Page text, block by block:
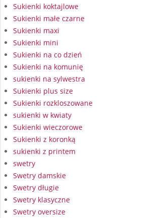
Sukienki koktajlowe
Sukienki małe czarne
Sukienki maxi
Sukienki mini
Sukienki na co dzień
Sukienki na komunię
sukienki na sylwestra
Sukienki plus size
Sukienki rozkloszowane
sukienki w kwiaty
Sukienki wieczorowe
Sukienki z koronką
sukienki z printem
swetry
Swetry damskie
Swetry długie
Swetry klasyczne
Swetry oversize